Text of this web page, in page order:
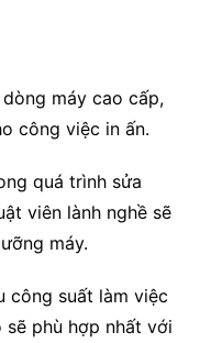
máy cao cấp,
công việc in ấn.
quá trình sửa
viên lành nghề sẽ
máy.
công suất làm việc
sẽ phù hợp nhất với